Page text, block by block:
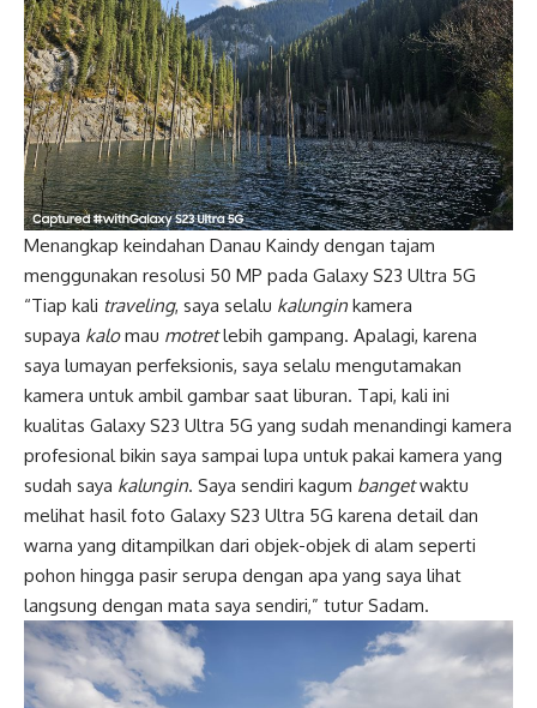
Menangkap keindahan Danau Kaindy dengan tajam
menggunakan resolusi 50 MP pada Galaxy S23 Ultra 5G
“Tiap kali traveling, saya selalu kalungin kamera
supaya kalomau motretlebih gampang. Apalagi, karena
saya lumayan perfeksionis, saya selalu mengutamakan
kamera untuk ambil gambar saat liburan. Tapi, kali ini
kualitas Galaxy S23 Ultra 5G yang sudah menandingi kamera
profesional bikin saya sampai lupa untuk pakai kamera yang
sudah saya kalungin. Saya sendiri kagum bangetwaktu
melihat hasil foto Galaxy S23 Ultra 5G karena detail dan
warna yang ditampilkan dari objek-objek di alam seperti
pohon hingga pasir serupa dengan apa yang saya lihat
langsung dengan mata saya sendiri,” tutur Sadam.